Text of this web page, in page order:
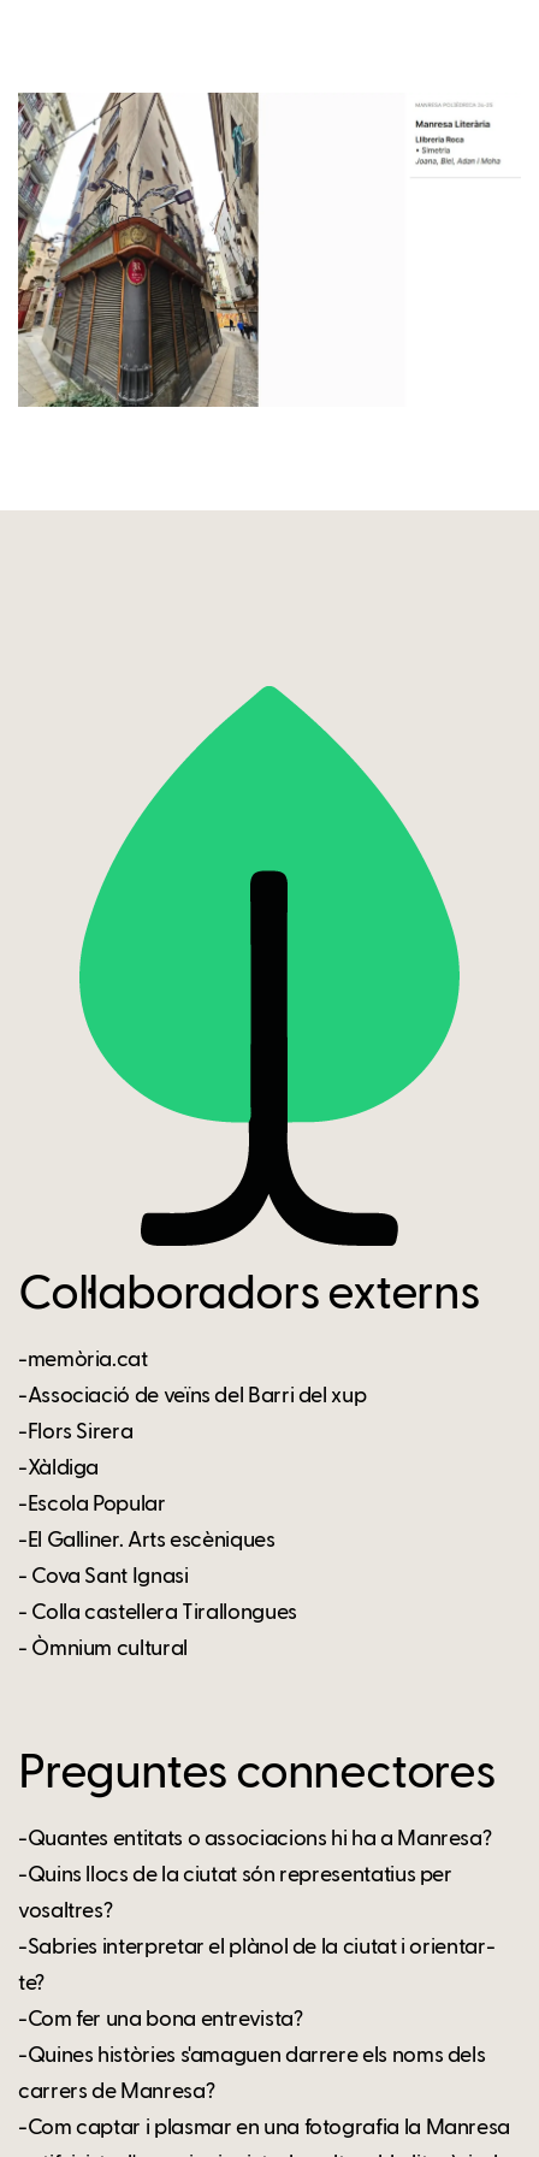
Col·laboradors externs
-memòria.cat
-Associació de veïns del Barri del xup
-Flors Sirera
-Xàldiga
-Escola Popular
-El Galliner. Arts escèniques
- Cova Sant Ignasi
- Colla castellera Tirallongues
- Òmnium cultural
Preguntes connectores
-Quantes entitats o associacions hi ha a Manresa?
-Quins llocs de la ciutat són representatius per
vosaltres?
-Sabries interpretar el plànol de la ciutat i orientar-
te?
-Com fer una bona entrevista?
-Quines històries s'amaguen darrere els noms dels
carrers de Manresa?
-Com captar i plasmar en una fotografia la Manresa